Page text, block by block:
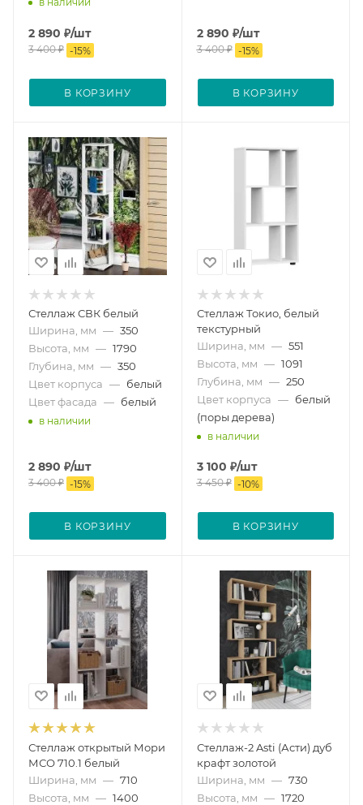
2 890 ₽/шт
3 400₽ -15%
В КОРЗИНУ
2 890 ₽/шт
3 400₽ -15%
В КОРЗИНУ
Стеллаж СВК белый
Ширина, мм — 350
Высота, мм — 1790
Глубина, мм — 350
Цвет корпуса — белый
Цвет фасада — белый
в наличии
2 890 ₽/шт
3 400₽ -15%
В КОРЗИНУ
Стеллаж Токио, белый
текстурный
Ширина, мм — 551
Высота, мм — 1091
Глубина, мм — 250
Цвет корпуса — белый
(поры дерева)
в наличии
3 100 ₽/шт
3 450₽ -10%
В КОРЗИНУ
Стеллаж открытый Мори
МСО 710.1 белый
Ширина, мм — 710
Высота, мм — 1400
Стеллаж-2 Asti (Асти) дуб
крафт золотой
Ширина, мм — 730
Высота, мм — 1720